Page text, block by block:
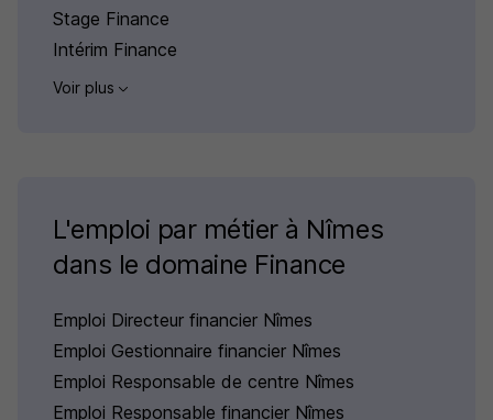
Stage Finance
Intérim Finance
Voir plus
L'emploi par métier à Nîmes
dans le domaine Finance
Emploi Directeur financier Nîmes
Emploi Gestionnaire financier Nîmes
Emploi Responsable de centre Nîmes
Emploi Responsable financier Nîmes